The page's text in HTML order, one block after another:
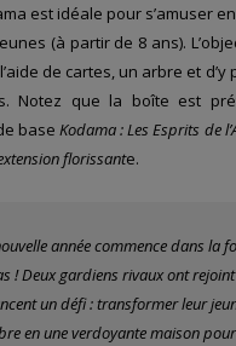
est idéale pour s’amuser
(à partir de 8 ans).
de cartes, un arbre et d’y
Notez que la boîte est
base Kodama : Les Esprits de
florissante.
année commence dans la
! Deux gardiens rivaux ont
un défi : transformer leur
en une verdoyante maison